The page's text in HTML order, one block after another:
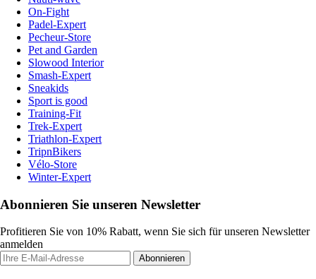
On-Fight
Padel-Expert
Pecheur-Store
Pet and Garden
Slowood Interior
Smash-Expert
Sneakids
Sport is good
Training-Fit
Trek-Expert
Triathlon-Expert
TripnBikers
Vélo-Store
Winter-Expert
Abonnieren Sie unseren Newsletter
Profitieren Sie von 10% Rabatt, wenn Sie sich für unseren Newsletter
anmelden
Abonnieren